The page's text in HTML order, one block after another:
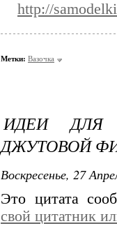
http://
Метки: Вазочка
ИДЕИ ДЛЯ
ДЖУТОВОЙ
Воскресенье, 27
Это цитата
свой цитатник